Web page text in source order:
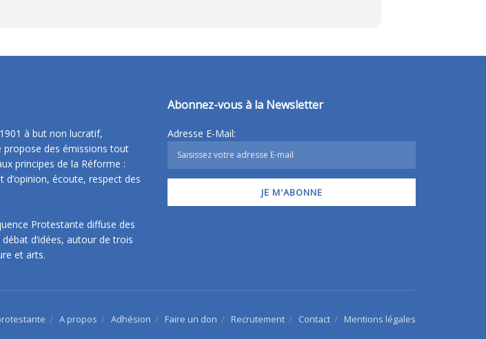
à but non lucratif,
propose des émissions tout
principes de la Réforme :
d’opinion, écoute, respect des
Protestante diffuse des
d’idées, autour de trois
et arts.
Abonnez-vous à la Newsletter
Adresse E-Mail:
A propos Adhésion Faire un don Recrutement Contact Mentions légales